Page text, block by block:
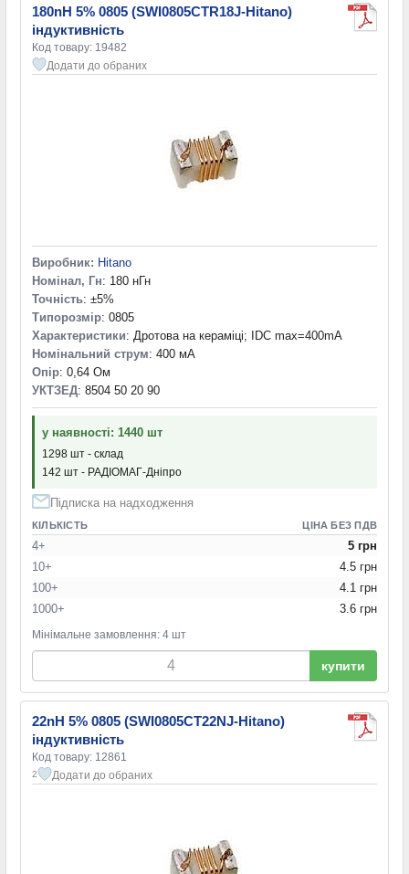
180nH 5% 0805 (SWI0805CTR18J-Hitano)
індуктивність
Код товару: 19482
Додати до обраних
Виробник: Hitano
Номінал, Гн: 180 нГн
Точність: ±5%
Типорозмір: 0805
Характеристики: Дротова на кераміці; IDC max=400mA
Номінальний струм: 400 мА
Опір: 0,64 Ом
УКТЗЕД: 8504 50 20 90
у наявності: 1440 шт
1298 шт - склад
142 шт - РАДІОМАГ-Дніпро
Підписка на надходження
КІЛЬКІСТЬ ЦІНА БЕЗ ПДВ
4+
5 грн
10+
4.5 грн
100+
4.1 грн
1000+
3.6 грн
Мінімальне замовлення: 4 шт
купити
22nH 5% 0805 (SWI0805CT22NJ-Hitano)
індуктивність
Код товару: 12861
2 Додати до обраних